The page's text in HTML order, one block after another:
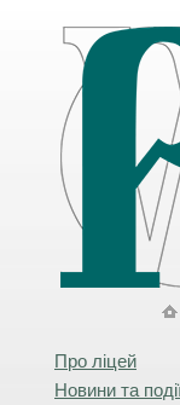
Про ліцей
Новини та